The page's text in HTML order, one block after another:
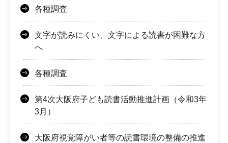
各種調査
文字が読みにくい、文字による読書が困難な方
へ
各種調査
第4次大阪府子ども読書活動推進計画（令和3年
3月）
大阪府視覚障がい者等の読書環境の整備の推進